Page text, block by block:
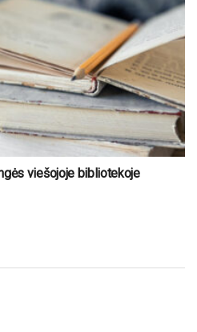
viešojoje bibliotekoje